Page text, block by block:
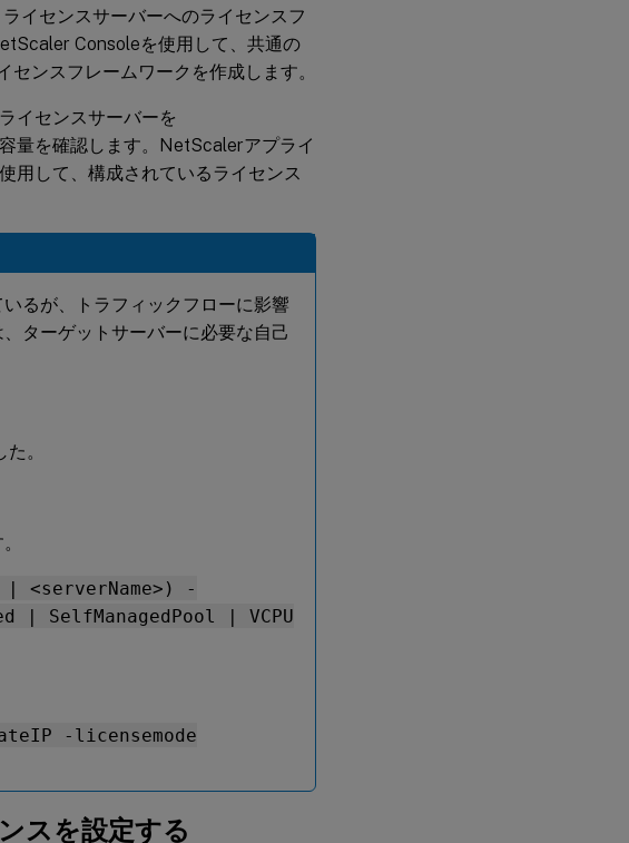
イセンスサーバーへのライセンスフ
Consoleを使用して、共通の
ンスフレームワークを作成します。
イセンスサーバーを
量を確認します。NetScalerアプライ
用して、構成されているライセンス
るが、トラフィックフローに影響
ターゲットサーバーに必要な自己
。
<serverName>) -
| SelfManagedPool | VCPU
-licensemode
スを設定する